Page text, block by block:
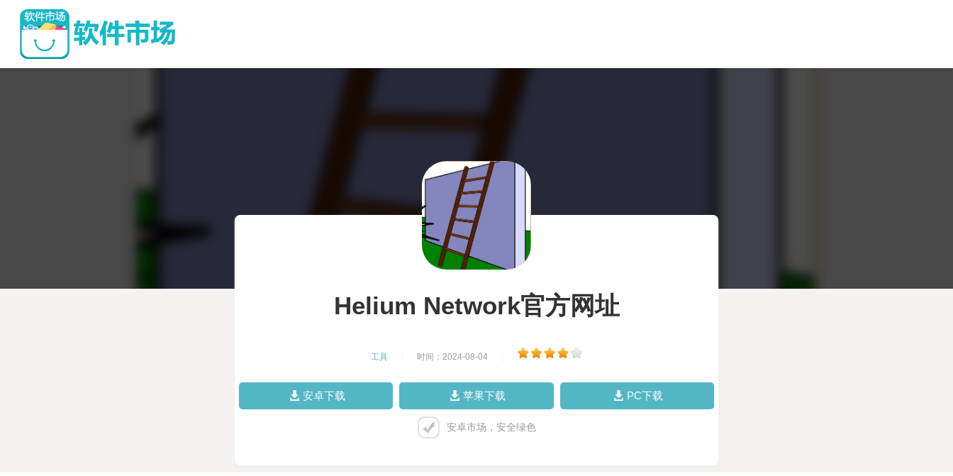
Helium Network官方网址
工具 时间：2024-08-04
安卓下载 苹果下载 PC下载
安卓市场，安全绿色